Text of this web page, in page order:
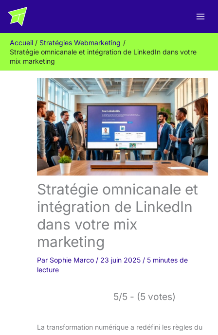
Accueil
Stratégies Webmarketing
Stratégie omnicanale et intégration de LinkedIn dans votre
mix marketing
Stratégie omnicanale et
intégration de LinkedIn
dans votre mix
marketing
Par Sophie Marco / 23 juin 2025 / 5 minutes de
lecture
5/5 - (5 votes)
La transformation numérique a redéfini les règles du
e
c
h
e